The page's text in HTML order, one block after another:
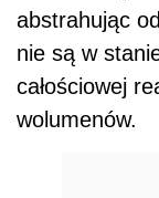
abstrahując
nie są w
całościowej
wolumenów.